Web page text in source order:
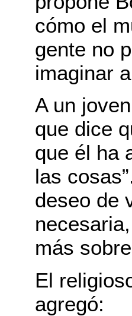
cómo el
gente no
imaginar
A un
que dice
que él ha
las
deseo de
más
El
agregó: